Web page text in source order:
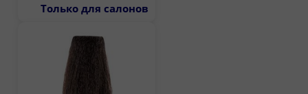
Только для салонов